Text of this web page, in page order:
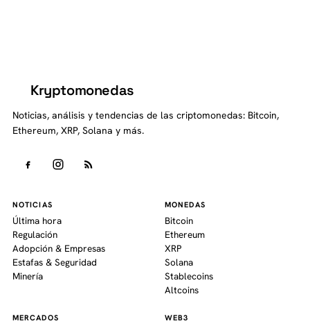
Kryptomonedas
Noticias, análisis y tendencias de las criptomonedas: Bitcoin,
Ethereum, XRP, Solana y más.
NOTICIAS
Última hora
Regulación
Adopción & Empresas
Estafas & Seguridad
Minería
MONEDAS
Bitcoin
Ethereum
XRP
Solana
Stablecoins
Altcoins
MERCADOS WEB3